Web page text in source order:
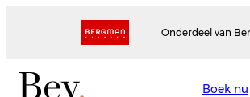
Onderdeel van
Boek nu